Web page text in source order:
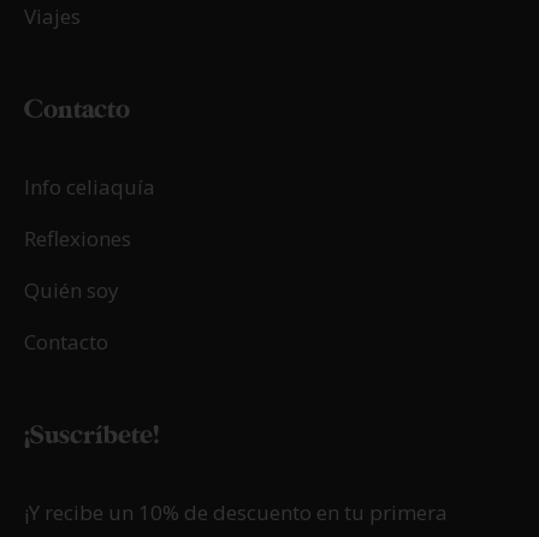
Viajes
Contacto
Info celiaquía
Reflexiones
Quién soy
Contacto
¡Suscríbete!
¡Y recibe un 10% de descuento en tu primera